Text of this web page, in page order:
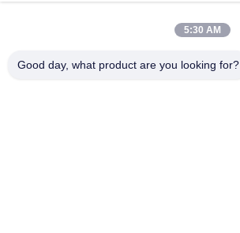
5:30 AM
Good day, what product are you looking for?